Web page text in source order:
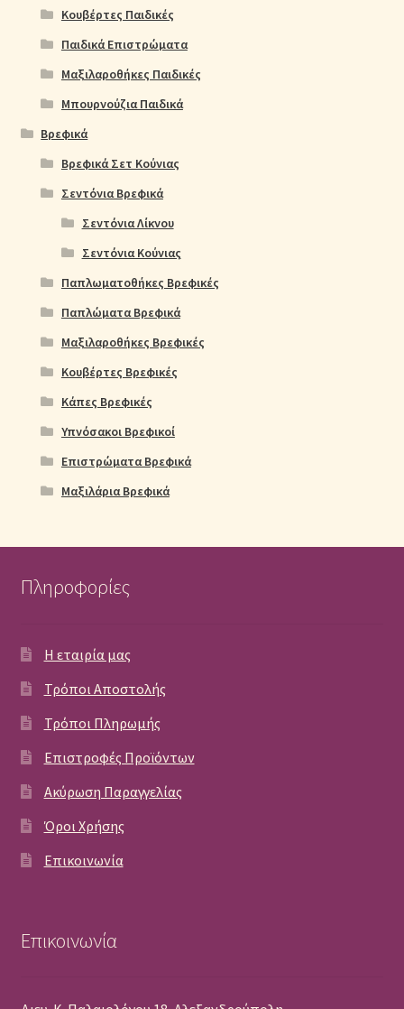
Κουβέρτες Παιδικές
Παιδικά Επιστρώματα
Μαξιλαροθήκες Παιδικές
Μπουρνούζια Παιδικά
Βρεφικά
Βρεφικά Σετ Κούνιας
Σεντόνια Βρεφικά
Σεντόνια Λίκνου
Σεντόνια Κούνιας
Παπλωματοθήκες Βρεφικές
Παπλώματα Βρεφικά
Μαξιλαροθήκες Βρεφικές
Κουβέρτες Βρεφικές
Κάπες Βρεφικές
Υπνόσακοι Βρεφικοί
Επιστρώματα Βρεφικά
Μαξιλάρια Βρεφικά
Πληροφορίες
Η εταιρία μας
Τρόποι Αποστολής
Τρόποι Πληρωμής
Επιστροφές Προϊόντων
Ακύρωση Παραγγελίας
Όροι Χρήσης
Επικοινωνία
Επικοινωνία